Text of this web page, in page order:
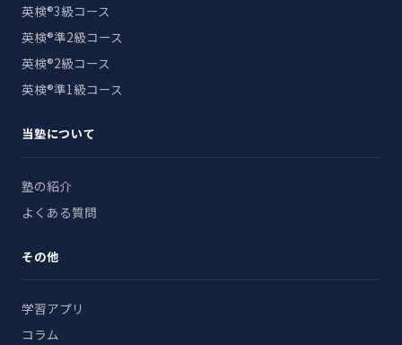
英検®3級コース
英検®準2級コース
英検®2級コース
英検®準1級コース
当塾について
塾の紹介
よくある質問
その他
学習アプリ
コラム